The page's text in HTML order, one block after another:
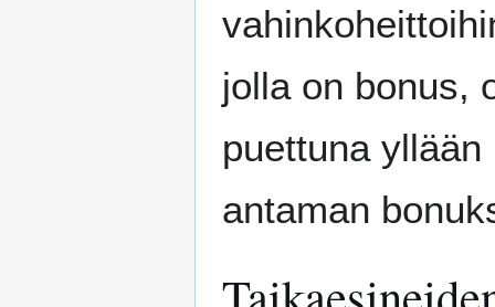
jolla on bonus,
puettuna
antaman